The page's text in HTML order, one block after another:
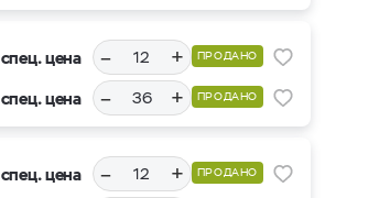
спец. цена – + ПРОДАНО
спец. цена – + ПРОДАНО
спец. цена – + ПРОДАНО